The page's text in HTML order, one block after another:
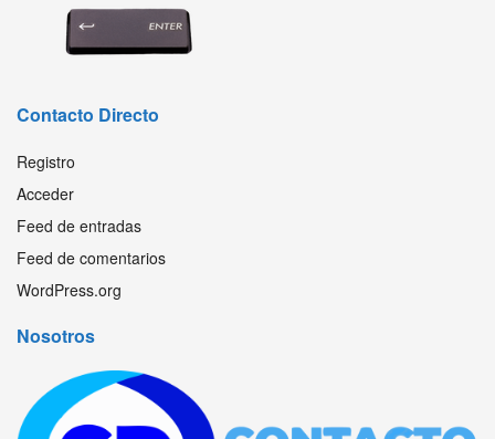
Contacto Directo
Registro
Acceder
Feed de entradas
Feed de comentarios
WordPress.org
Nosotros